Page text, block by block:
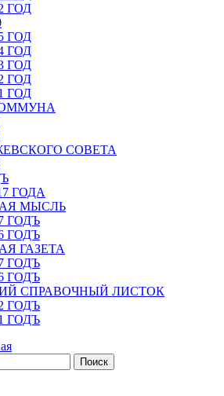
ГОД
ГОД
ГОД
ГОД
ГОД
ГОД
СОВЕТА
ГОДА
МЫСЛЬ
ГОДЪ
ГОДЪ
ГАЗЕТА
ГОДЪ
ГОДЪ
СПРАВОЧНЫЙ ЛИСТОК
ГОДЪ
ГОДЪ